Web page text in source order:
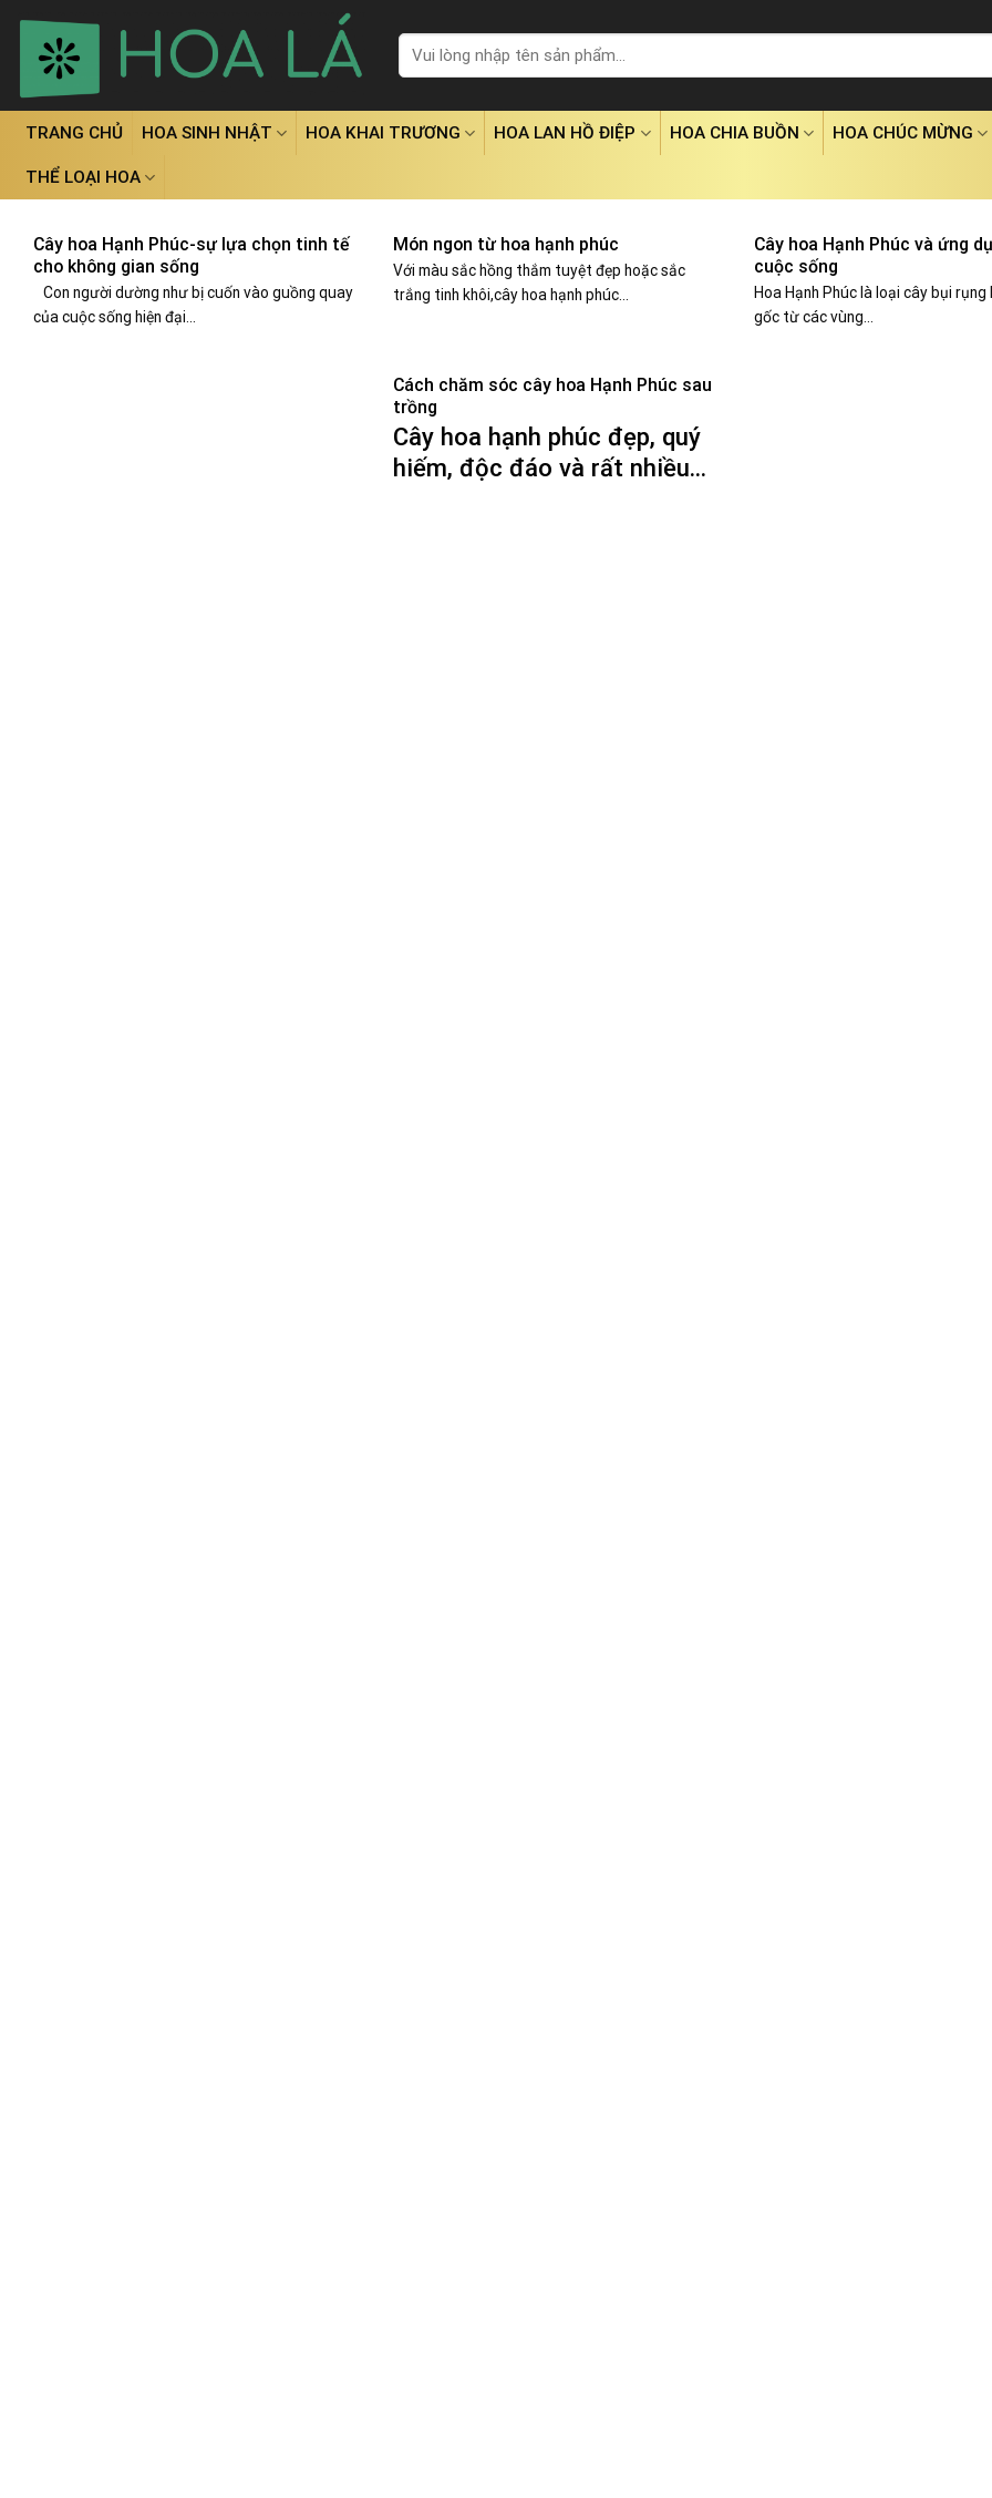
content
Tìm
kiếm:
TRANG CHỦ HOA SINH NHẬT HOA KHAI TRƯƠNG HOA LAN HỒ ĐIỆP HOA CHIA BUỒN HOA CHÚC MỪNG
THỂ LOẠI HOA
Cây hoa Hạnh Phúc-sự lựa chọn tinh tế
cho không gian sống
Con người dường như bị cuốn vào guồng quay
của cuộc sống hiện đại...
Món ngon từ hoa hạnh phúc
Với màu sắc hồng thắm tuyệt đẹp hoặc sắc
trắng tinh khôi,cây hoa hạnh phúc...
Cây hoa Hạnh Phúc và ứng
cuộc sống
Hoa Hạnh Phúc là loại cây bụi rụng
gốc từ các vùng...
Cách chăm sóc cây hoa Hạnh Phúc sau
trồng
Cây hoa hạnh phúc đẹp, quý
hiếm, độc đáo và rất nhiều...